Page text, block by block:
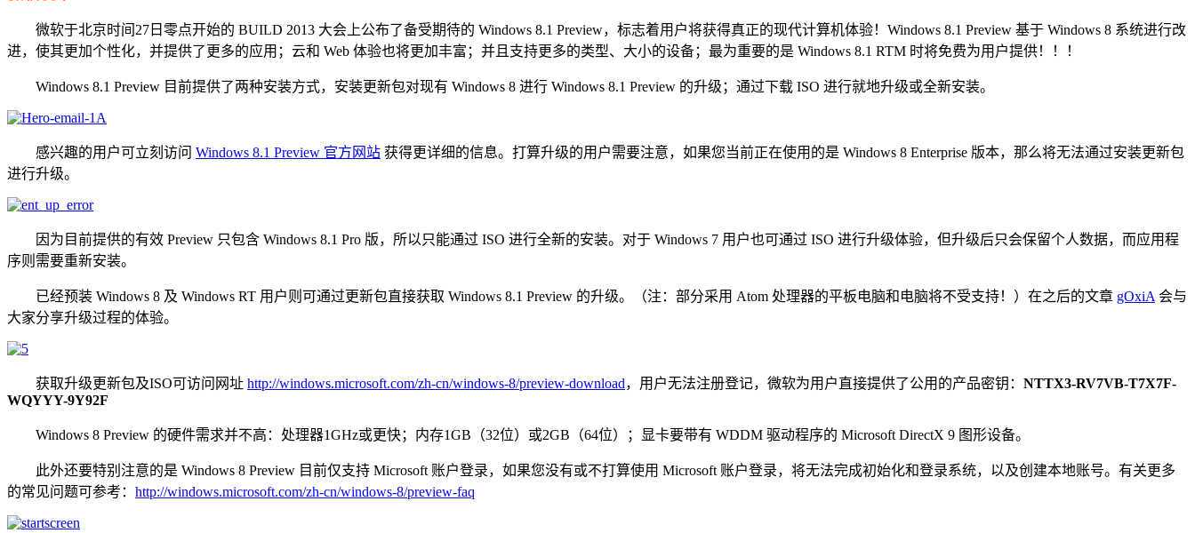
微软于北京时间27日零点开始的 BUILD 2013 大会上公布了备受期待的 Windows 8.1 Preview，标志着用户将获得真正的现代计算机体验！Windows 8.1 Preview 基于 Windows 8 系统进行改
进，使其更加个性化，并提供了更多的应用；云和 Web 体验也将更加丰富；并且支持更多的类型、大小的设备；最为重要的是 Windows 8.1 RTM 时将免费为用户提供！！！
Windows 8.1 Preview 目前提供了两种安装方式，安装更新包对现有 Windows 8 进行 Windows 8.1 Preview 的升级；通过下载 ISO 进行就地升级或全新安装。
感兴趣的用户可立刻访问 Windows 8.1 Preview 官方网站 获得更详细的信息。打算升级的用户需要注意，如果您当前正在使用的是 Windows 8 Enterprise 版本，那么将无法通过安装更新包
进行升级。
因为目前提供的有效 Preview 只包含 Windows 8.1 Pro 版，所以只能通过 ISO 进行全新的安装。对于 Windows 7 用户也可通过 ISO 进行升级体验，但升级后只会保留个人数据，而应用程
序则需要重新安装。
已经预装 Windows 8 及 Windows RT 用户则可通过更新包直接获取 Windows 8.1 Preview 的升级。（注：部分采用 Atom 处理器的平板电脑和电脑将不受支持！）在之后的文章 gOxiA会与
大家分享升级过程的体验。
获取升级更新包及ISO可访问网址 http://windows.microsoft.com/zh-cn/windows-8/preview-download，用户无法注册登记，微软为用户直接提供了公用的产品密钥： NTTX3-RV7VB-T7X7F-
WQYYY-9Y92F
Windows 8 Preview 的硬件需求并不高：处理器1GHz或更快；内存1GB（32位）或2GB（64位）；显卡要带有 WDDM 驱动程序的 Microsoft DirectX 9 图形设备。
此外还要特别注意的是 Windows 8 Preview 目前仅支持 Microsoft 账户登录，如果您没有或不打算使用 Microsoft 账户登录，将无法完成初始化和登录系统，以及创建本地账号。有关更多
的常见问题可参考： http://windows.microsoft.com/zh-cn/windows-8/preview-faq